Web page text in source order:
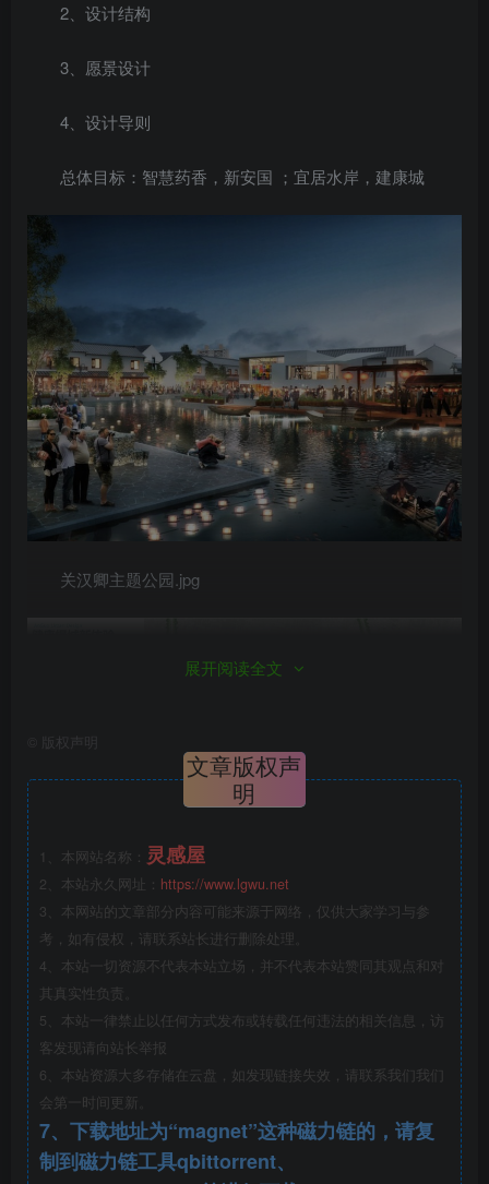
2、设计结构
3、愿景设计
4、设计导则
总体目标：智慧药香，新安国 ；宜居水岸，建康城
关汉卿主题公园.jpg
城市设计总平面图.jpg
展开阅读全文
版权声明
文章版权声
明
1、本网站名称： 灵感屋
2、本站永久网址： https://www.lgwu.net
3、本网站的文章部分内容可能来源于网络，仅供大家学习与参
考，如有侵权，请联系站长进行删除处理。
4、本站一切资源不代表本站立场，并不代表本站赞同其观点和对
其真实性负责。
5、本站一律禁止以任何方式发布或转载任何违法的相关信息，访
客发现请向站长举报
6、本站资源大多存储在云盘，如发现链接失效，请联系我们我们
会第一时间更新。
7、下载地址为“magnet”这种磁力链的，请复
制到磁力链工具qbittorrent、